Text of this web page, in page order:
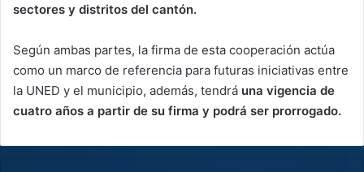
sectores y distritos del cantón.
Según ambas partes, la firma de esta cooperación actúa
como un marco de referencia para futuras iniciativas entre
la UNED y el municipio, además, tendrá una vigencia de
cuatro años a partir de su firma y podrá ser prorrogado.